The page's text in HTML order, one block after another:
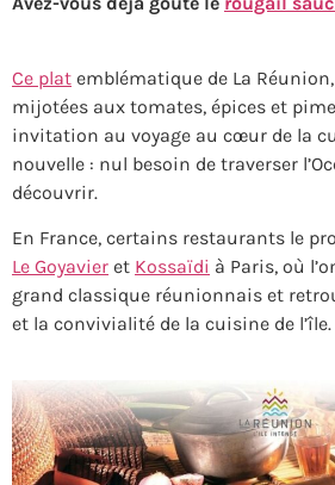
Ce plat emblématique de La
mijotées aux tomates, épices et
invitation au voyage au cœur de la
nouvelle : nul besoin de traverser
découvrir.
En France, certains restaurants le
Le Goyavier et Kossaïdi à Paris, où
grand classique réunionnais et
et la convivialité de la cuisine de l’île.